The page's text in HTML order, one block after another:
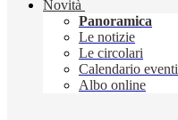
Novità
Panoramica
Le notizie
Le circolari
Calendario eventi
Albo online